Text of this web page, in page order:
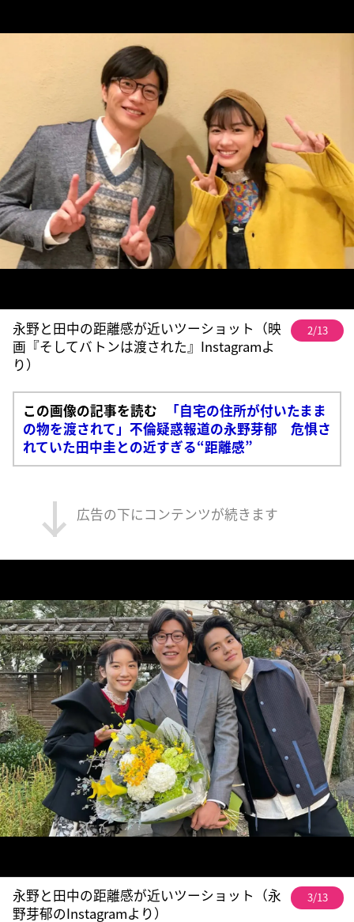
永野と田中の距離感が近いツーショット（映
画『そしてバトンは渡された』Instagramよ
り）
2/13
この画像の記事を読む
「自宅の住所が付いたまま
の物を渡されて」不倫疑惑報道の永野芽郁 危惧さ
れていた田中圭との近すぎる“距離感”
広告の下にコンテンツが続きます
永野と田中の距離感が近いツーショット（永
野芽郁のInstagramより）
3/13